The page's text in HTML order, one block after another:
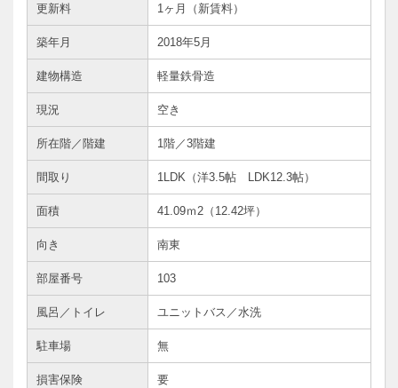
更新料 1ヶ月（新賃料）
築年月 2018年5月
建物構造 軽量鉄骨造
現況 空き
所在階／階建 1階／3階建
間取り 1LDK（洋3.5帖 LDK12.3帖）
面積 41.09ｍ2 （12.42坪）
向き 南東
部屋番号 103
風呂／トイレ ユニットバス／水洗
駐車場 無
損害保険 要